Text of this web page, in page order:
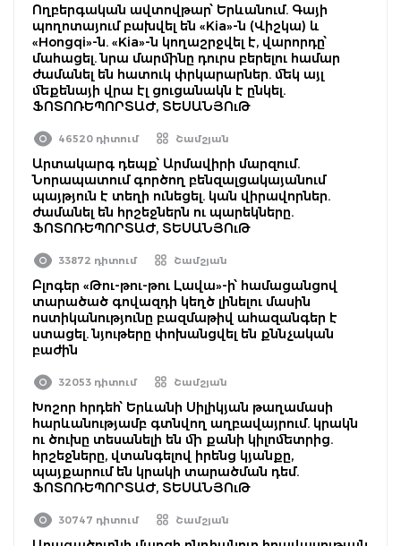
Ողբերգական ավտովթար՝ Երևանում. Գայի
պողոտայում բախվել են «Kia»-ն (Վիշկա) և
«Hongqi»-ն. «Kia»-ն կողաշրջվել է, վարորդը՝
մահացել. նրա մարմինը դուրս բերելու համար
ժամանել են հատուկ փրկարարներ. մեկ այլ
մեքենայի վրա էլ ցուցանակն է ընկել.
ՖՈՏՈՌԵՊՈՐՏԱԺ, ՏԵՍԱՆՅՈւԹ
46520 դիտում Շամշյան
Արտակարգ դեպք՝ Արմավիրի մարզում.
Նորապատում գործող բենզալցակայանում
պայթյուն է տեղի ունեցել. կան վիրավորներ.
ժամանել են հրշեջներն ու պարեկները.
ՖՈՏՈՌԵՊՈՐՏԱԺ, ՏԵՍԱՆՅՈւԹ
33872 դիտում Շամշյան
Բլոգեր «Թու-թու-թու Լավա»-ի՝ համացանցով
տարածած գովազդի կեղծ լինելու մասին
ոստիկանությունը բազմաթիվ ահազանգեր է
ստացել. նյութերը փոխանցվել են քննչական
բաժին
32053 դիտում Շամշյան
Խոշոր հրդեհ՝ Երևանի Սիլիկյան թաղամասի
հարևանությամբ գտնվող աղբավայրում. կրակն
ու ծուխը տեսանելի են մի քանի կիլոմետրից.
հրշեջները, վտանգելով իրենց կյանքը,
պայքարում են կրակի տարածման դեմ.
ՖՈՏՈՌԵՊՈՐՏԱԺ, ՏԵՍԱՆՅՈւԹ
30747 դիտում Շամշյան